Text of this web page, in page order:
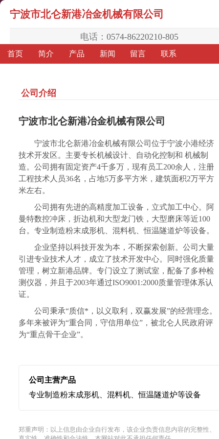
宁波市北仑新港冶金机械有限公司
电话： 0574-86220210-805
首页 简介 产品 新闻 留言 联系
公司介绍
宁波市北仑新港冶金机械有限公司
宁波市北仑新港冶金机械有限公司位于宁波小港经济
技术开发区。主要专长机械设计、自动化控制和 机械制
造。公司拥有固定资产4千多万，现有员工200余人，注册
工程技术人员36名，占地5万多平方米，建筑面积2万平方
米左右。
公司拥有先进的高精度加工设备，立式加工中心。阿
曼特数控冲床，折边机和大型龙门铁，大型磨床等近100
台。专业制造粉末成形机、混料机、恒温隧道炉等设备。
企业坚持以科技开发为本，不断探索创新。公司大量
引进专业技术人才，成立了技术开发中心。同时强化质量
管理，树立新港品牌。专门设立了测试室，配备了多种检
测仪器，并且于2003年通过ISO9001:2000质量管理体系认
证。
公司秉承“质信*，以义取利，双赢发展”的经营理念。
多年来被评为“重合同，守信用单位”，被北仑人民政府评
为“重点骨干企业”。
公司主营产品
专业制造粉末成形机、混料机、恒温隧道炉等设备
郑重声明：以上信息由企业自行发布，该企业负责信息内容的完整性、